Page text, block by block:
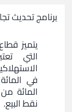
الجهوية
إعلانات
اشعارات
برنامج تحديث
يتميز
التي
نقط البيع.